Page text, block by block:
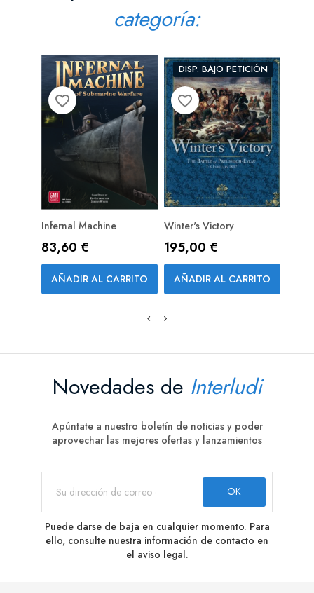
categoría:
Infernal Machine
Precio
83,60 €
AÑADIR AL CARRITO
favorite_border
DISP. BAJO PETICIÓN
Winter's Victory
Precio
195,00 €
AÑADIR AL CARRITO
favorite_border
Novedades de Interludi
Apúntate a nuestro boletín de noticias y poder
aprovechar las mejores ofertas y lanzamientos
Puede darse de baja en cualquier momento. Para
ello, consulte nuestra información de contacto en
el aviso legal.